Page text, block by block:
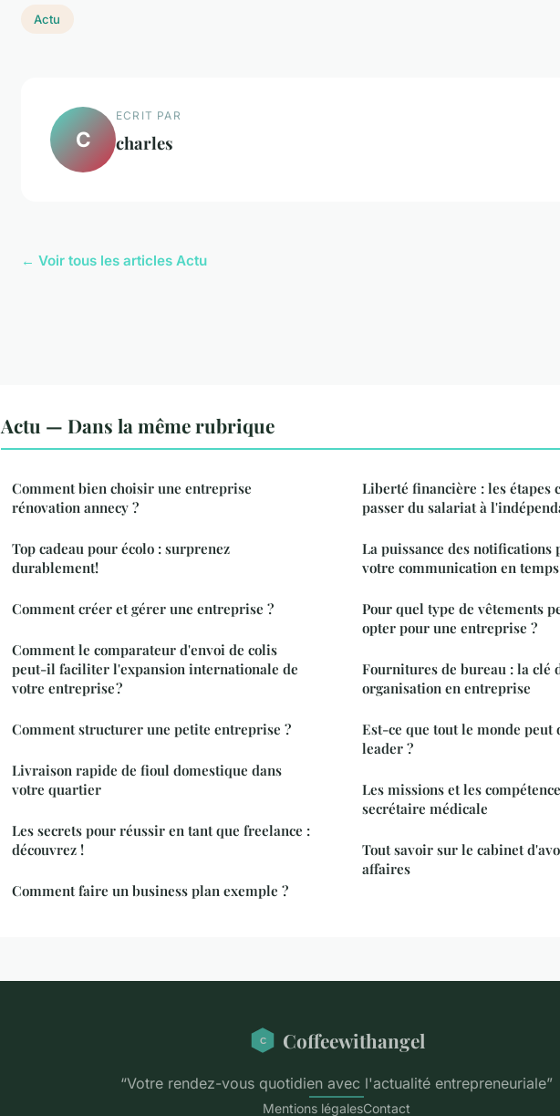
Actu
C
ECRIT PAR
charles
← Voir tous les articles Actu
Actu — Dans la même rubrique
Comment bien choisir une entreprise
rénovation annecy ?
Top cadeau pour écolo : surprenez
durablement!
Comment créer et gérer une entreprise ?
Comment le comparateur d'envoi de colis
peut-il faciliter l'expansion internationale de
votre entreprise ?
Comment structurer une petite entreprise ?
Livraison rapide de fioul domestique dans
votre quartier
Les secrets pour réussir en tant que freelance :
découvrez !
Comment faire un business plan exemple ?
Liberté financière : les étapes
passer du salariat à
La puissance des notifications
votre communication en
Pour quel type de vêtements
opter pour une entreprise ?
Fournitures de bureau : la clé
organisation en entreprise
Est-ce que tout le monde peut
leader ?
Les missions et les
secrétaire médicale
Tout savoir sur le cabinet
affaires
Coffeewithangel
“Votre rendez-vous quotidien avec l'actualité entrepreneuriale”
Mentions légalesContact